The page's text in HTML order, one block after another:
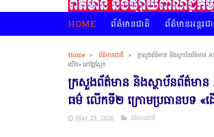
HOME ព័ត៌មានជាតិ ព័ត៌មានអន្តរជ
Home > ព័ត៌មានជាតិ >
ក្រសួងព័ត៌មាន និងស្ថាប័នព័ត៌មាន
យើង» នៅថ្ងៃស្អែក
ក្រសួងព័ត៌មាន និងស្ថាប័នព័ត៌មាន
ធម៌ លើកទី២ ក្រោមប្រធានបទ «ដើ
May 29, 2026 ព័ត៌មានជាតិ